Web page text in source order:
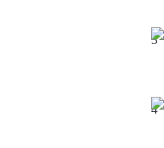
3
4